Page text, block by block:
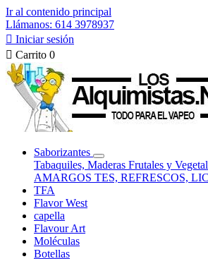
Ir al contenido principal
Llámanos: 614 3978937
 Iniciar sesión
 Carrito 0
Saborizantes
Tabaquiles, Maderas Frutales y
AMARGOS TES, REFRESCOS,
TFA
Flavor West
capella
Flavour Art
Moléculas
Botellas